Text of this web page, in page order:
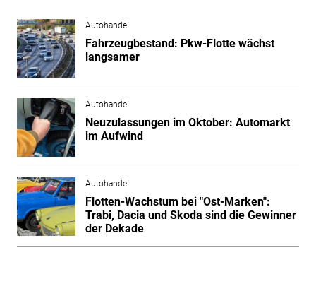
Autohandel
Fahrzeugbestand: Pkw-Flotte wächst
langsamer
Autohandel
Neuzulassungen im Oktober: Automarkt
im Aufwind
Autohandel
Flotten-Wachstum bei "Ost-Marken":
Trabi, Dacia und Skoda sind die Gewinner
der Dekade